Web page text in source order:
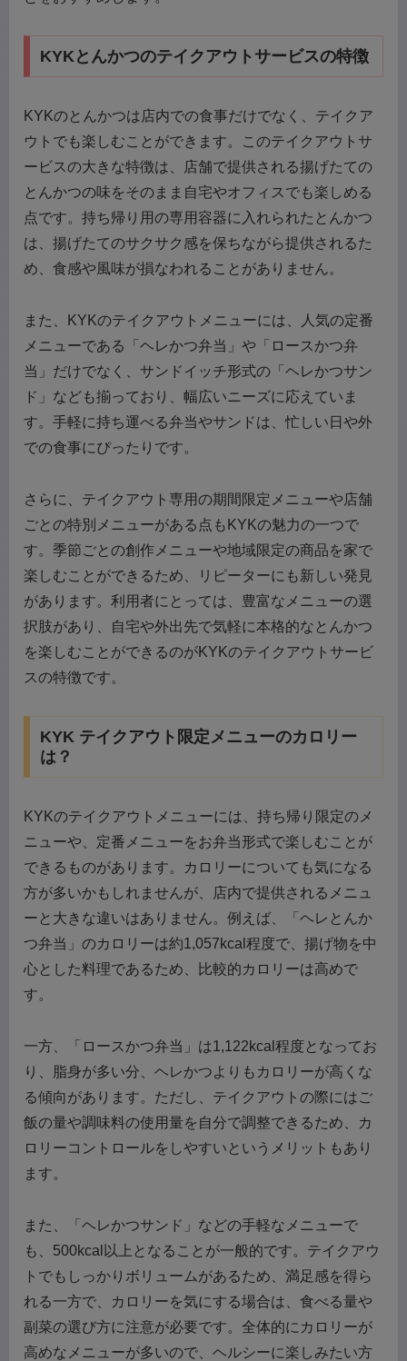
KYKとんかつのテイクアウトサービスの特徴
KYKのとんかつは店内での食事だけでなく、テイクア
ウトでも楽しむことができます。このテイクアウトサ
ービスの大きな特徴は、店舗で提供される揚げたての
とんかつの味をそのまま自宅やオフィスでも楽しめる
点です。持ち帰り用の専用容器に入れられたとんかつ
は、揚げたてのサクサク感を保ちながら提供されるた
め、食感や風味が損なわれることがありません。
また、KYKのテイクアウトメニューには、人気の定番
メニューである「ヘレかつ弁当」や「ロースかつ弁
当」だけでなく、サンドイッチ形式の「ヘレかつサン
ド」なども揃っており、幅広いニーズに応えていま
す。手軽に持ち運べる弁当やサンドは、忙しい日や外
での食事にぴったりです。
さらに、テイクアウト専用の期間限定メニューや店舗
ごとの特別メニューがある点もKYKの魅力の一つで
す。季節ごとの創作メニューや地域限定の商品を家で
楽しむことができるため、リピーターにも新しい発見
があります。利用者にとっては、豊富なメニューの選
択肢があり、自宅や外出先で気軽に本格的なとんかつ
を楽しむことができるのがKYKのテイクアウトサービ
スの特徴です。
KYK テイクアウト限定メニューのカロリー
は？
KYKのテイクアウトメニューには、持ち帰り限定のメ
ニューや、定番メニューをお弁当形式で楽しむことが
できるものがあります。カロリーについても気になる
方が多いかもしれませんが、店内で提供されるメニュ
ーと大きな違いはありません。例えば、「ヘレとんか
つ弁当」のカロリーは約1,057kcal程度で、揚げ物を中
心とした料理であるため、比較的カロリーは高めで
す。
一方、「ロースかつ弁当」は1,122kcal程度となってお
り、脂身が多い分、ヘレかつよりもカロリーが高くな
る傾向があります。ただし、テイクアウトの際にはご
飯の量や調味料の使用量を自分で調整できるため、カ
ロリーコントロールをしやすいというメリットもあり
ます。
また、「ヘレかつサンド」などの手軽なメニューで
も、500kcal以上となることが一般的です。テイクアウ
トでもしっかりボリュームがあるため、満足感を得ら
れる一方で、カロリーを気にする場合は、食べる量や
副菜の選び方に注意が必要です。全体的にカロリーが
高めなメニューが多いので、ヘルシーに楽しみたい方